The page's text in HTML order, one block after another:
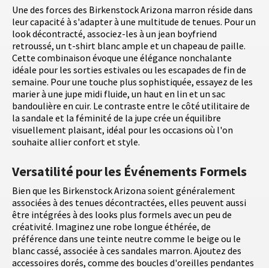
Une des forces des Birkenstock Arizona marron réside dans
leur capacité à s'adapter à une multitude de tenues. Pour un
look décontracté, associez-les à un jean boyfriend
retroussé, un t-shirt blanc ample et un chapeau de paille.
Cette combinaison évoque une élégance nonchalante
idéale pour les sorties estivales ou les escapades de fin de
semaine. Pour une touche plus sophistiquée, essayez de les
marier à une jupe midi fluide, un haut en lin et un sac
bandoulière en cuir. Le contraste entre le côté utilitaire de
la sandale et la féminité de la jupe crée un équilibre
visuellement plaisant, idéal pour les occasions où l'on
souhaite allier confort et style.
Versatilité pour les Événements Formels
Bien que les Birkenstock Arizona soient généralement
associées à des tenues décontractées, elles peuvent aussi
être intégrées à des looks plus formels avec un peu de
créativité. Imaginez une robe longue éthérée, de
préférence dans une teinte neutre comme le beige ou le
blanc cassé, associée à ces sandales marron. Ajoutez des
accessoires dorés, comme des boucles d'oreilles pendantes